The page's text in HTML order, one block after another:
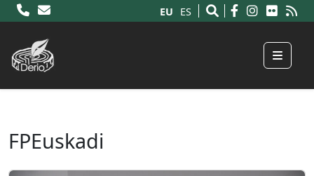
EU ES
Menu
FPEuskadi